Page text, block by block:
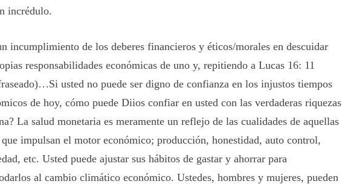
incrédulo.
incumplimiento de los deberes financieros y éticos/morales en descuidar
responsabilidades económicas de uno y, repitiendo a Lucas 16: 11
usted no puede ser digno de confianza en los injustos tiempos
de hoy, cómo puede Diios confiar en usted con las verdaderas riquezas
La salud monetaria es meramente un reflejo de las cualidades de aquellas
que impulsan el motor económico; producción, honestidad, auto control,
etc. Usted puede ajustar sus hábitos de gastar y ahorrar para
al cambio climático económico. Ustedes, hombres y mujeres, pueden